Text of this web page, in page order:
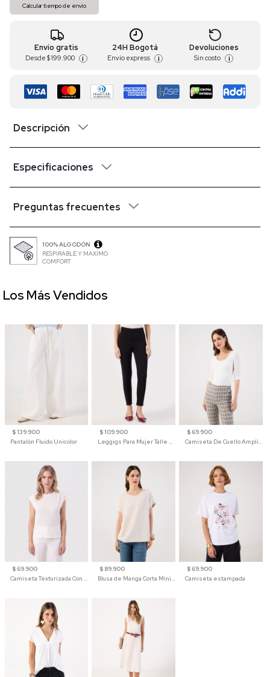
Calcular tiempo de envío
Envío gratis
Desde $ 199.900 i
24H Bogotá
Envío express i
Devoluciones
Sin costo i
Descripción
Especificaciones
Preguntas frecuentes
100% ALGODÓN
RESPIRABLE Y MAXIMO
COMFORT
$ 139.900
Pantalón Fluido Unicolor
$ 109.900
Leggigs Para Mujer Talle Alto Liso
$ 69.900
Camiseta De Cuello Amplio Y Manga 3/4 Para Mujer
$ 69.900
Camiseta Texturizada Con Hombro Caído Para Mujer
$ 89.900
Blusa de Manga Corta Minimalista para Mujer
$ 69.900
Camiseta estampada
Los Más Vendidos